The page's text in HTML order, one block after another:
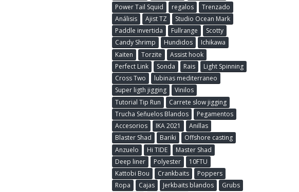
Power Tail Squid
regalos
Trenzado
Análisis
Ajist TZ
Studio Ocean Mark
Paddle invertida
Fullrange
Scotty
Candy Shrimp
Hundidos
Ichikawa
Kaiten
Torzite
Assist hook
Perfect Link
Sonda Rais
Light Spinning
Cross Two
lubinas mediterraneo
Super ligth jigging
Vinilos
Tutorial Tip Run
Carrete slow jigging
Trucha Señuelos Blandos
Pegamentos
Accesorios
IKA 2021
Anillas
Blaster Shad
Bariki
Offshore casting
Anzuelo
Hi TIDE
Master Shad
Deep liner
Polyester
10FTU
Kattobi Bou
Crankbaits
Poppers
Ropa
Cajas Jerkbaits blandos
Grubs